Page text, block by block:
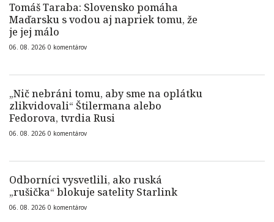
Tomáš Taraba: Slovensko pomáha
Maďarsku s vodou aj napriek tomu, že
je jej málo
06. 08. 2026 0 komentárov
„Nič nebráni tomu, aby sme na oplátku
zlikvidovali“ Štilermana alebo
Fedorova, tvrdia Rusi
06. 08. 2026 0 komentárov
Odborníci vysvetlili, ako ruská
„rušička“ blokuje satelity Starlink
06. 08. 2026 0 komentárov